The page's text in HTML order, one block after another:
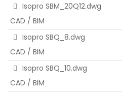
Isopro SBM_20Q12.dwg
CAD / BIM
Isopro SBQ_8.dwg
CAD / BIM
Isopro SBQ_10.dwg
CAD / BIM